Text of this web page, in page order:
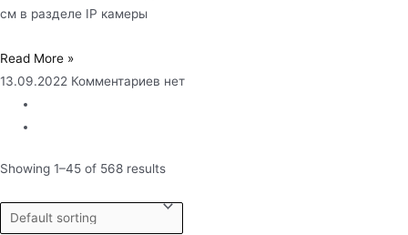
см в разделе IP камеры
Read More »
13.09.2022 Комментариев нет
Showing 1–45 of 568 results